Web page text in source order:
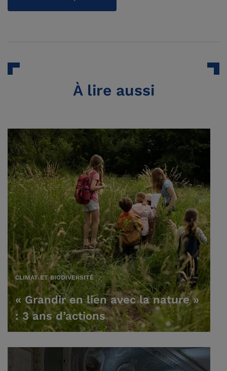
À lire aussi
CLIMAT ET BIODIVERSITÉ
« Grandir en lien avec la nature »
: 3 ans d’actions